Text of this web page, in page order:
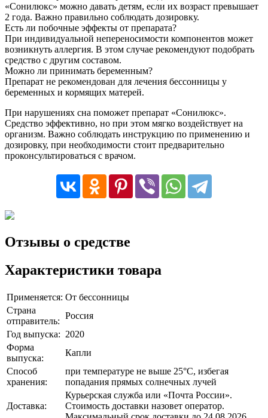
«Сонилюкс» можно давать детям, если их возраст превышает
2 года. Важно правильно соблюдать дозировку.
Есть ли побочные эффекты от препарата?
При индивидуальной непереносимости компонентов может
возникнуть аллергия. В этом случае рекомендуют подобрать
средство с другим составом.
Можно ли принимать беременным?
Препарат не рекомендован для лечения бессонницы у
беременных и кормящих матерей.
При нарушениях сна поможет препарат «Сонилюкс».
Средство эффективно, но при этом мягко воздействует на
организм. Важно соблюдать инструкцию по применению и
дозировку, при необходимости стоит предварительно
проконсультироваться с врачом.
Отзывы о средстве
Характеристики товара
Применяется: От бессонницы
Страна
отправитель:
Россия
Год выпуска: 2020
Форма
выпуска:
Капли
Способ
хранения:
при температуре не выше 25°C, избегая
попадания прямых солнечных лучей
Доставка:
Курьерская служба или «Почта России».
Стоимость доставки назовет оператор.